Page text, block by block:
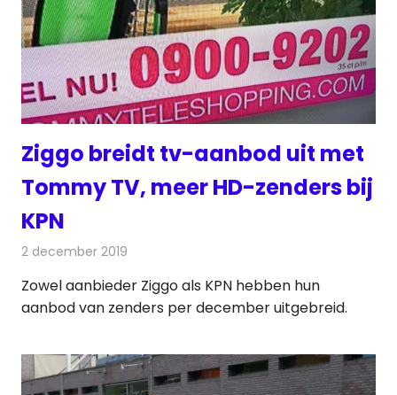
Ziggo breidt tv-aanbod uit met
Tommy TV, meer HD-zenders bij
KPN
2 december 2019
Zowel aanbieder Ziggo als KPN hebben hun
aanbod van zenders per december uitgebreid.